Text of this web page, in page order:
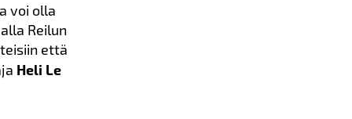
voi olla
Reilun
että
Heli Le